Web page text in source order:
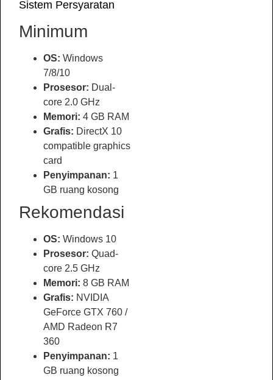
Sistem Persyaratan
Minimum
OS: Windows
7/8/10
Prosesor: Dual-
core 2.0 GHz
Memori: 4 GB RAM
Grafis: DirectX 10
compatible graphics
card
Penyimpanan: 1
GB ruang kosong
Rekomendasi
OS: Windows 10
Prosesor: Quad-
core 2.5 GHz
Memori: 8 GB RAM
Grafis: NVIDIA
GeForce GTX 760 /
AMD Radeon R7
360
Penyimpanan: 1
GB ruang kosong